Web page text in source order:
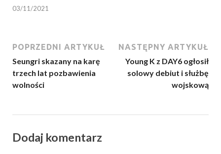
03/11/2021
POPRZEDNI ARTYKUŁ
Seungri skazany na karę
trzech lat pozbawienia
wolności
NASTĘPNY ARTYKUŁ
Young K z DAY6 ogłosił
solowy debiut i służbę
wojskową
Dodaj komentarz